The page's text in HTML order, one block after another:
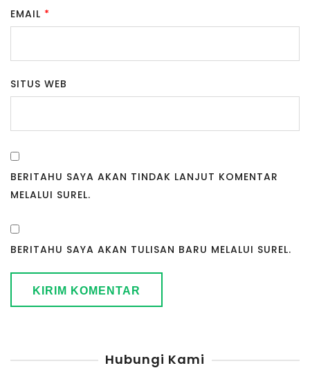
EMAIL *
SITUS WEB
BERITAHU SAYA AKAN TINDAK LANJUT KOMENTAR
MELALUI SUREL.
BERITAHU SAYA AKAN TULISAN BARU MELALUI SUREL.
Hubungi Kami